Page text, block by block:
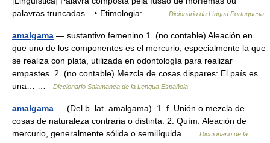
palavras truncadas. ‣ Etimologia:… …
Dicionário da Língua Portuguesa
amalgama — sustantivo femenino 1. (no contable) Aleación en
que uno de los componentes es el mercurio, especialmente la que
se realiza con plata, utilizada en odontología para realizar
empastes. 2. (no contable) Mezcla de cosas dispares: El país es
una… …
Diccionario Salamanca de la Lengua Española
amalgama — (Del b. lat. amalgama). 1. f. Unión o mezcla de
cosas de naturaleza contraria o distinta. 2. Quím. Aleación de
mercurio, generalmente sólida o semilíquida …
Diccionario de la